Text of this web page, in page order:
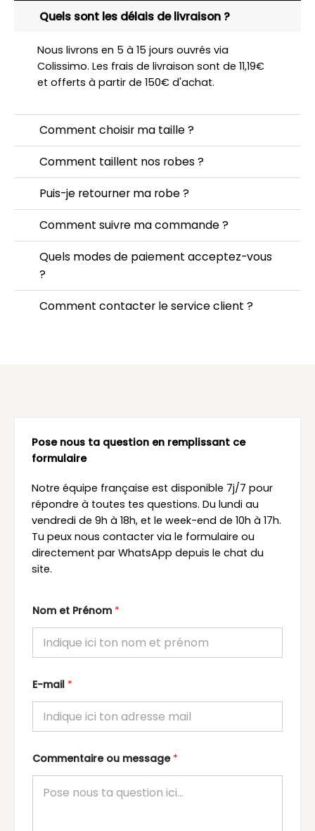
Quels sont les délais de livraison ?
Nous livrons en 5 à 15 jours ouvrés via
Colissimo. Les frais de livraison sont de 11,19€
et offerts à partir de 150€ d'achat.
Comment choisir ma taille ?
Comment taillent nos robes ?
Puis-je retourner ma robe ?
Comment suivre ma commande ?
Quels modes de paiement acceptez-vous
?
Comment contacter le service client ?
Pose nous ta question en remplissant ce
formulaire
Notre équipe française est disponible 7j/7 pour
répondre à toutes tes questions. Du lundi au
vendredi de 9h à 18h, et le week-end de 10h à 17h.
Tu peux nous contacter via le formulaire ou
directement par WhatsApp depuis le chat du
site.
Nom et Prénom *
E-mail *
Commentaire ou message *